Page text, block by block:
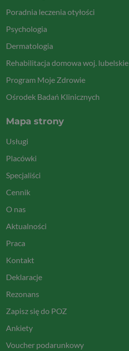
Poradnia leczenia otyłości
Psychologia
Dermatologia
Rehabilitacja domowa woj. lubelskie
Program Moje Zdrowie
Ośrodek Badań Klinicznych
Mapa strony
Usługi
Placówki
Specjaliści
Cennik
O nas
Aktualności
Praca
Kontakt
Deklaracje
Rezonans
Zapisz się do POZ
Ankiety
Voucher podarunkowy